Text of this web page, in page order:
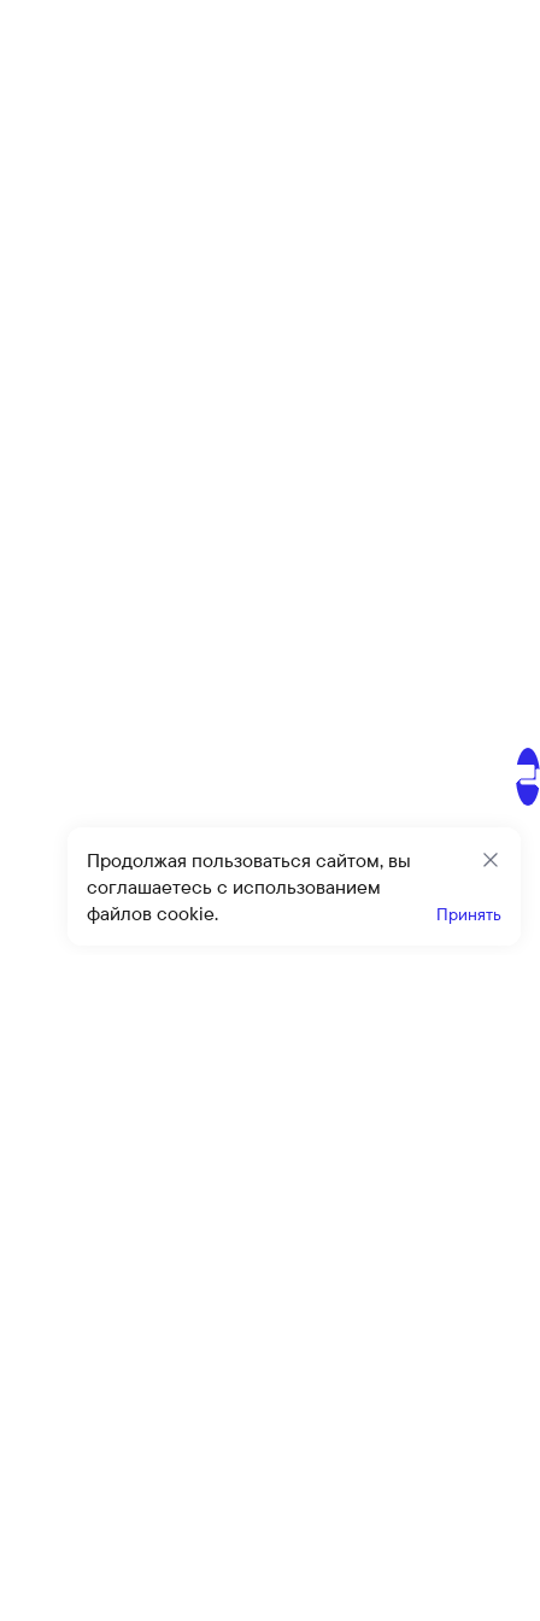
Продолжая пользоваться сайтом, вы
соглашаетесь с использованием
файлов cookie.
Принять